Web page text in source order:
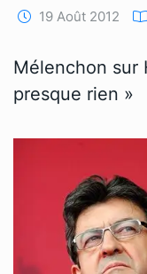
19 Août 2012
Mélenchon sur
presque rien »